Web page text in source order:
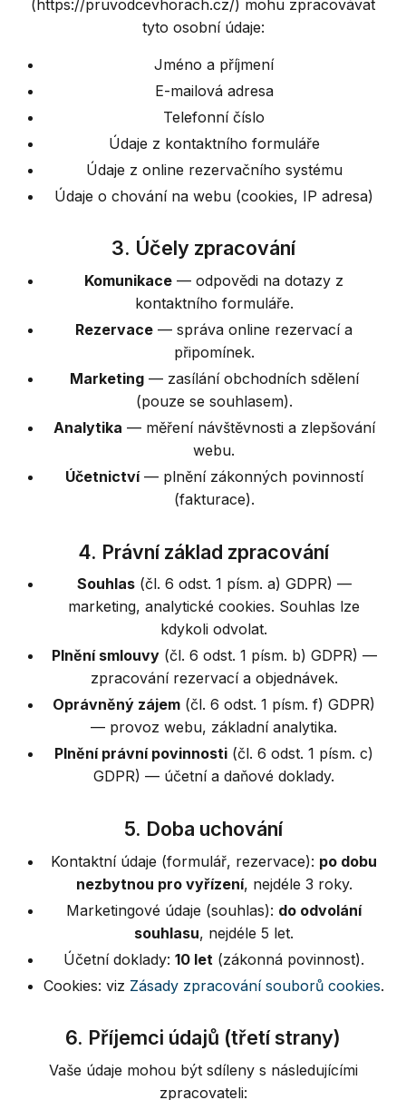
(https://pruvodcevhorach.cz/) mohu zpracovávat
tyto osobní údaje:
Jméno a příjmení
E-mailová adresa
Telefonní číslo
Údaje z kontaktního formuláře
Údaje z online rezervačního systému
Údaje o chování na webu (cookies, IP adresa)
3. Účely zpracování
Komunikace — odpovědi na dotazy z
kontaktního formuláře.
Rezervace — správa online rezervací a
připomínek.
Marketing— zasílání obchodních sdělení
(pouze se souhlasem).
Analytika — měření návštěvnosti a zlepšování
webu.
Účetnictví— plnění zákonných povinností
(fakturace).
4. Právní základ zpracování
Souhlas(čl. 6 odst. 1 písm. a) GDPR) —
marketing, analytické cookies. Souhlas lze
kdykoli odvolat.
Plnění smlouvy(čl. 6 odst. 1 písm. b) GDPR) —
zpracování rezervací a objednávek.
Oprávněný zájem (čl. 6 odst. 1 písm. f) GDPR)
— provoz webu, základní analytika.
Plnění právní povinnosti (čl. 6 odst. 1 písm. c)
GDPR) — účetní a daňové doklady.
5. Doba uchování
Kontaktní údaje (formulář, rezervace): po dobu
nezbytnou pro vyřízení, nejdéle 3 roky.
Marketingové údaje (souhlas): do odvolání
souhlasu, nejdéle 5 let.
Účetní doklady: 10 let (zákonná povinnost).
Cookies: viz Zásady zpracování souborů cookies.
6. Příjemci údajů (třetí strany)
Vaše údaje mohou být sdíleny s následujícími
zpracovateli: